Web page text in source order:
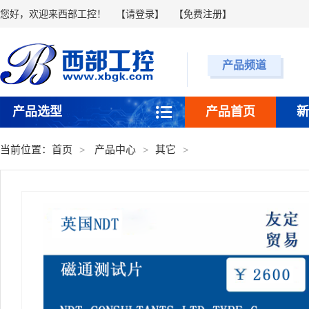
您好，欢迎来西部工控！ 【请登录】 【免费注册】
产品频道
产品选型 产品首页
当前位置： 首页 产品中心 其它